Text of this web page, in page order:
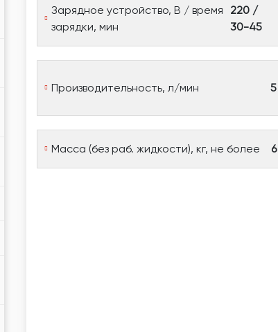
Зарядное устройство, В / время
зарядки, мин
220 /
30-45
Производительность, л/мин 5
Масса (без раб. жидкости), кг, не более 6